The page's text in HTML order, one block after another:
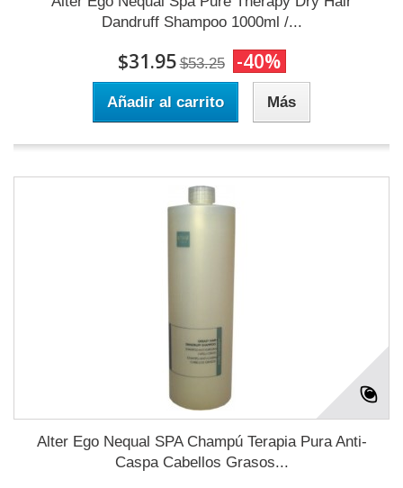
Dandruff Shampoo 1000ml /...
$31.95 $53.25 -40%
Añadir al carrito Más
Alter Ego Nequal SPA Champú Terapia Pura Anti-
Caspa Cabellos Grasos...